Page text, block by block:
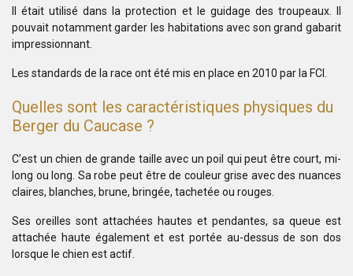
Il était utilisé dans la protection et le guidage des troupeaux. Il
pouvait notamment garder les habitations avec son grand gabarit
impressionnant.
Les standards de la race ont été mis en place en 2010 par la FCI.
Quelles sont les caractéristiques physiques du
Berger du Caucase ?
C’est un chien de grande taille avec un poil qui peut être court, mi-
long ou long. Sa robe peut être de couleur grise avec des nuances
claires, blanches, brune, bringée, tachetée ou rouges.
Ses oreilles sont attachées hautes et pendantes, sa queue est
attachée haute également et est portée au-dessus de son dos
lorsque le chien est actif.